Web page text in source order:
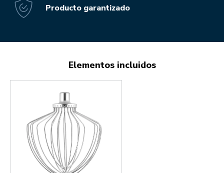
Producto garantizado
Elementos incluidos